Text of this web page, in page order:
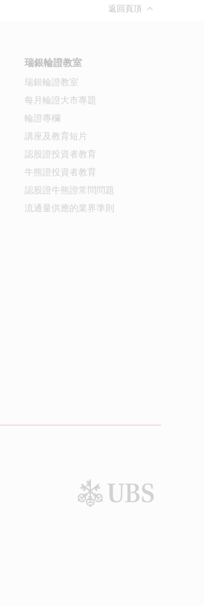
返回頁頂
瑞銀輪證教室
瑞銀輪證教室
每月輪證大市專題
輪證專欄
講座及教育短片
認股證投資者教育
牛熊證投資者教育
認股證牛熊證常問問題
流通量供應的業界準則